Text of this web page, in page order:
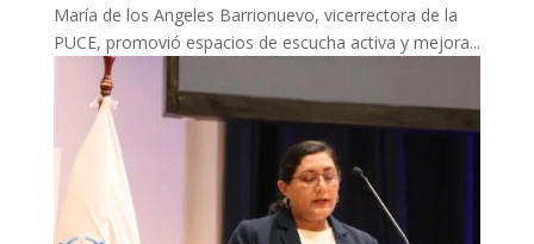
María de los Angeles Barrionuevo, vicerrectora de la
PUCE, promovió espacios de escucha activa y mejora...